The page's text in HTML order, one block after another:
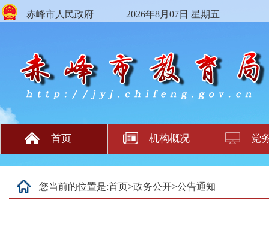
赤峰市人民政府 2026年8月07日 星期五
首页 机构概况 党
您当前的位置是:首页>政务公开>公告通知